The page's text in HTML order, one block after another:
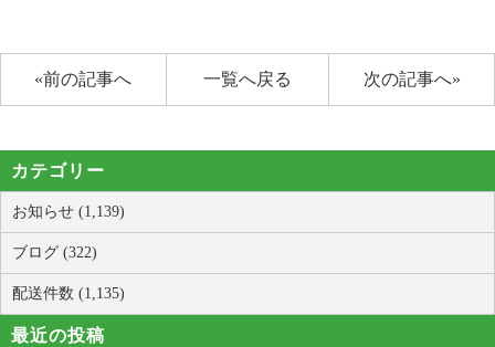
«前の記事へ 次の記事へ»
一覧へ戻る
カテゴリー
お知らせ (1,139)
ブログ (322)
配送件数 (1,135)
最近の投稿